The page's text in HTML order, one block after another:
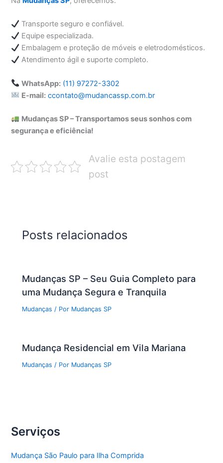
Transporte seguro e confiável.
Equipe especializada.
Embalagem e proteção de móveis e eletrodomésticos.
Atendimento ágil e suporte completo.
WhatsApp: (11) 97272-3302
E-mail: ccontato@mudancassp.com.br
Mudanças SP – Transportamos seus sonhos com
segurança e eficiência!
Avalie esta postagem
post
Posts relacionados
Mudanças SP – Seu Guia Completo para
uma Mudança Segura e Tranquila
Mudanças / Por Mudanças SP
Mudança Residencial em Vila Mariana
Mudanças / Por Mudanças SP
Serviços
Mudança São Paulo para Ilha Comprida